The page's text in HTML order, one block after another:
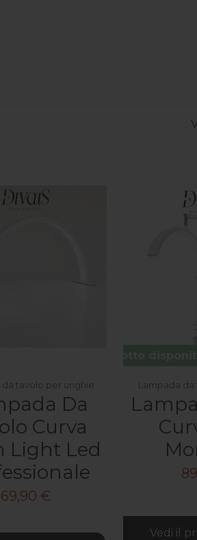
da tavolo per unghie
Da
Curva
Light Led
69,90 €
Lampada
Vedi il